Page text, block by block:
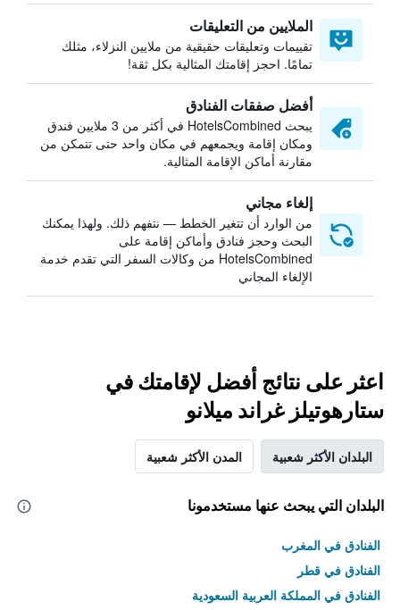
الملايين من التعليقات
تقييمات وتعليقات حقيقية من ملايين النزلاء، مثلك
تمامًا. احجز إقامتك المثالية بكل ثقة!
أفضل صفقات الفنادق
يبحث HotelsCombined في أكثر من 3 ملايين فندق
ومكان إقامة ويجمعهم في مكان واحد حتى تتمكن من
مقارنة أماكن الإقامة المثالية.
إلغاء مجاني
من الوارد أن تتغير الخطط — نتفهم ذلك. ولهذا يمكنك
البحث وحجز فنادق وأماكن إقامة على
HotelsCombined من وكالات السفر التي تقدم خدمة
الإلغاء المجاني
اعثر على نتائج أفضل لإقامتك في
ستارهوتيلز غراند ميلانو
البلدان الأكثر شعبية المدن الأكثر شعبية
البلدان التي يبحث عنها مستخدمونا
الفنادق في المغرب
الفنادق في قطر
الفنادق في المملكة العربية السعودية